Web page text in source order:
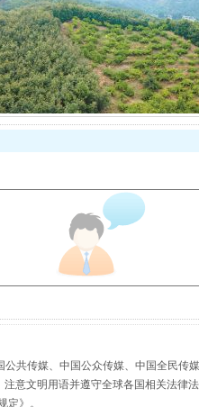
以产业富民促振兴
共传媒、中国公众传媒、中国全民
意文明用语并遵守全球各国相关法律法
定》。